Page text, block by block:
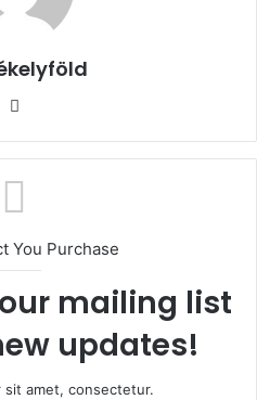
You Purchase
mailing list
updates!
sit amet, consectetur.